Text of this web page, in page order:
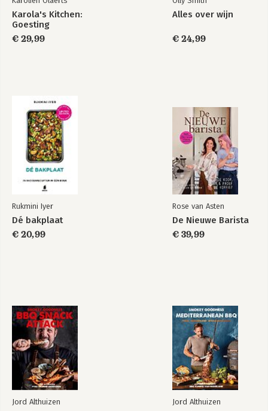
Karola's Kitchen:
Goesting
€ 29,99
Alles over wijn
€ 24,99
Rukmini Iyer
Dé bakplaat
€ 20,99
Rose van Asten
De Nieuwe Barista
€ 39,99
Jord Althuizen Jord Althuizen